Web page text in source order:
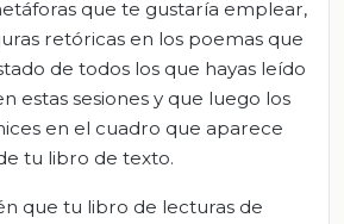
que te gustaría emplear,
retóricas en los poemas que
de todos los que hayas leído
estas sesiones y que luego los
en el cuadro que aparece
tu libro de texto.
que tu libro de lecturas de